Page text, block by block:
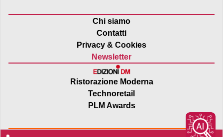
Chi siamo
Contatti
Privacy & Cookies
Newsletter
Ristorazione Moderna
Technoretail
PLM Awards